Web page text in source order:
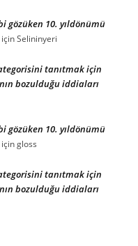
gözüken 10. yıldönümü
içinSelininyeri
tanıtmak için
bozulduğu iddiaları
gözüken 10. yıldönümü
içingloss
tanıtmak için
bozulduğu iddiaları